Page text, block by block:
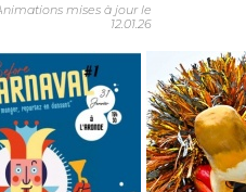
mises à jour le
12.01.26